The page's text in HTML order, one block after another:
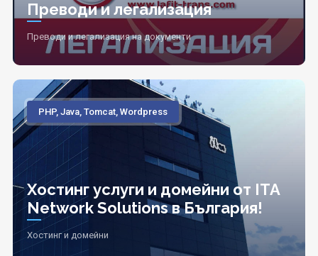
Преводи и легализация
Преводи и легализация на документи
PHP, Java, Tomcat, Wordpress
Хостинг услуги и домейни от ITA
Network Solutions в България!
Хостинг и домейни